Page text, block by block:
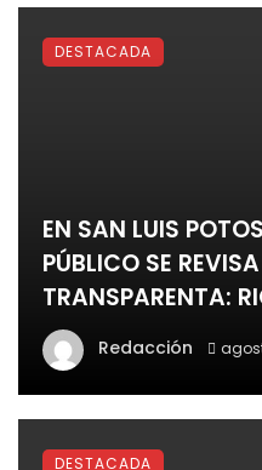
EN SAN LUIS
PÚBLICO SE
TRANSPARENTA:
Redacción
DESTACADA
DESTACADA